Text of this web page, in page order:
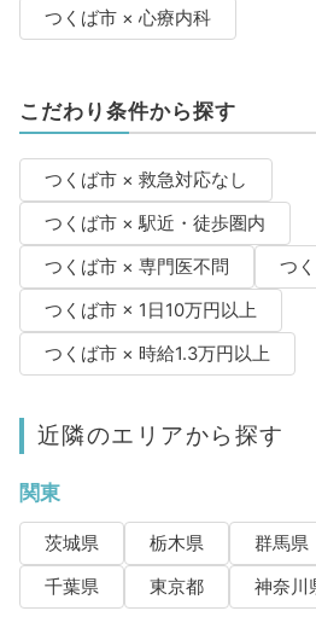
つくば市 × 心療内科
こだわり条件から探す
つくば市 × 救急対応なし
つくば市 × 駅近・徒歩圏内
つくば市 × 専門医不問
つ
つくば市 × 1日10万円以上
つくば市 × 時給1.3万円以上
近隣のエリアから探す
関東
茨城県 栃木県 群馬県
千葉県
東京都 神奈川